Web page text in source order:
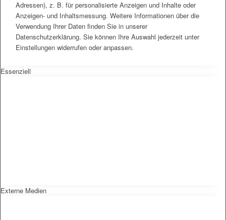
Adressen), z. B. für personalisierte Anzeigen und Inhalte oder
Anzeigen- und Inhaltsmessung. Weitere Informationen über die
Verwendung Ihrer Daten finden Sie in unserer
Datenschutzerklärung. Sie können Ihre Auswahl jederzeit unter
Einstellungen widerrufen oder anpassen.
Essenziell
Externe Medien